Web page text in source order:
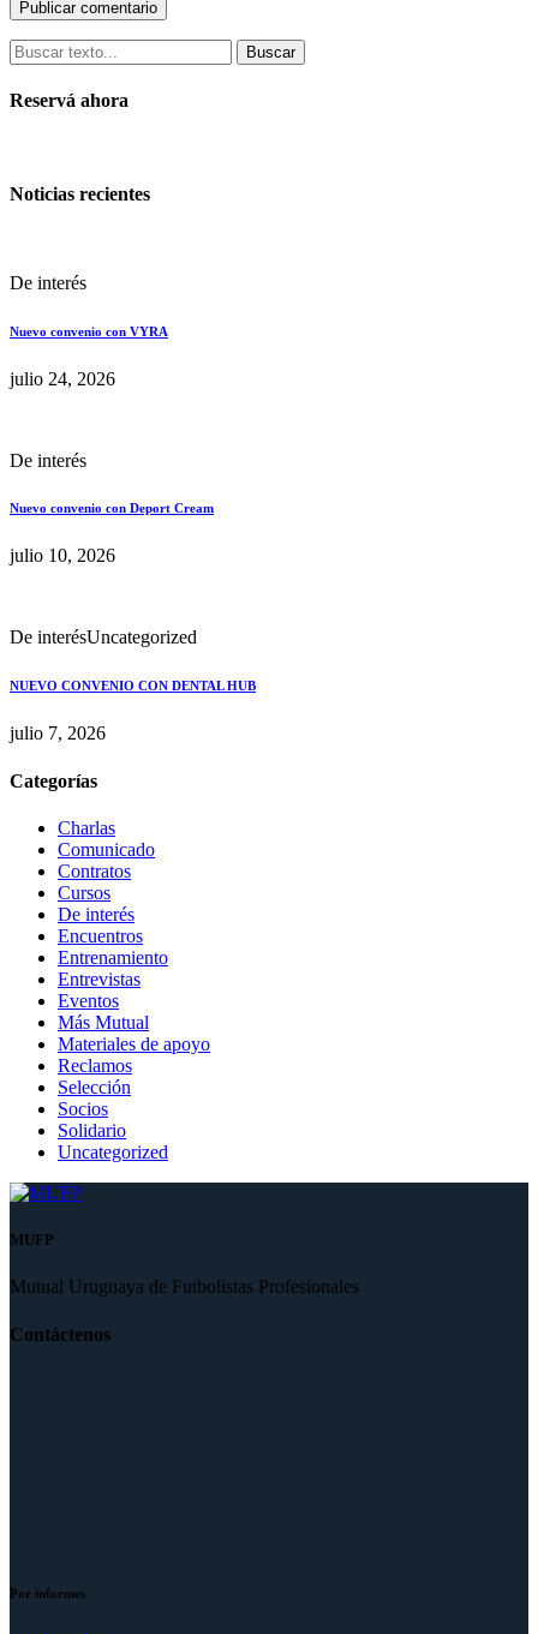
Buscar
Reservá ahora
Noticias recientes
De interés
Nuevo convenio con VYRA
julio 24, 2026
De interés
Nuevo convenio con Deport Cream
julio 10, 2026
De interésUncategorized
NUEVO CONVENIO CON DENTAL HUB
julio 7, 2026
Categorías
Charlas
Comunicado
Contratos
Cursos
De interés
Encuentros
Entrenamiento
Entrevistas
Eventos
Más Mutual
Materiales de apoyo
Reclamos
Selección
Socios
Solidario
Uncategorized
MUFP
Mutual Uruguaya de Futbolistas Profesionales
Contáctenos
Por informes